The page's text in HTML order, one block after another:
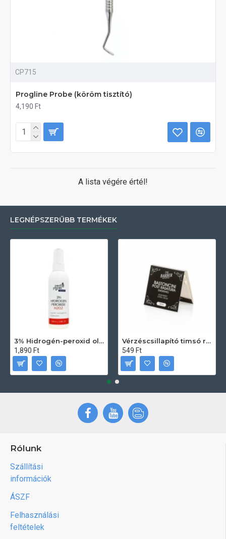
CP715
Progline Probe (köröm tisztító)
4,190 Ft
A lista végére értél!
LEGNÉPSZERŰBB TERMÉKEK
3% Hidrogén-peroxid oldat (sebfertőtlenítő) 100ml
1,890 Ft
Vérzéscsillapító timsó rúd 20db
549 Ft
Rólunk
Szállítási
információk
ÁSZF
Felhasználási
feltételek